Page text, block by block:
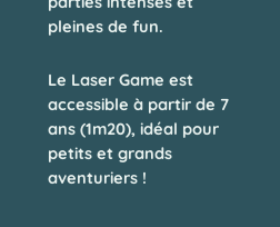
pleines de fun.
Le Laser Game est
accessible à partir de 7
ans (1m20), idéal pour
petits et grands
aventuriers !